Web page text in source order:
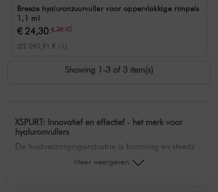
Breeze hyaluronzuurvuller voor oppervlakkige rimpels
1,1 ml
€ 24,30 € 30,40
(22.090,91 € / L)
Showing 1-3 of 3 item(s)
XSPURT: Innovatief en effectief - het merk voor
hyaluronvullers
De huidverzorgingsindustrie is booming en steeds
hun huid te revitaliseren, te hydrateren en er weer
Meer weergeven